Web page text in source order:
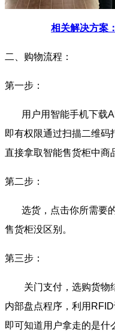
相关解决方案：
二、购物流程：
第一步：
用户用智能手机下载
即有权限通过扫描二维码
直接拿取智能售货柜中商
第二步：
选货，点击你所需要的
售货柜没区别。
第三步：
关门支付，选购货物
内部盘点程序，利用
即可知道用户拿走的是什